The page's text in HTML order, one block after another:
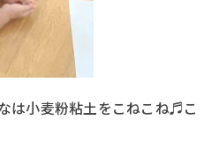
は小麦粉粘土をこねこね♬こ